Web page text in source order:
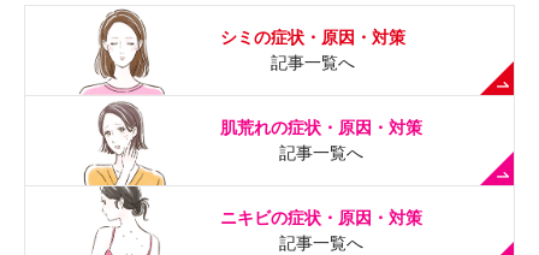
シミの症状・原因・対策
記事一覧へ
肌荒れの症状・原因・対策
記事一覧へ
ニキビの症状・原因・対策
記事一覧へ